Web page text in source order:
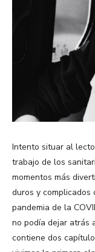
Intento situar al
trabajo de los
momentos más
duros y complicados
pandemia de la
no podía dejar atrás
contiene dos